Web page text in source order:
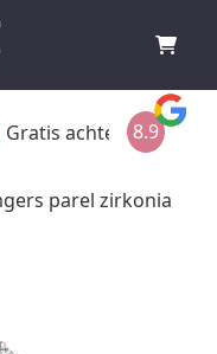
Gratis achteraf betalen
8.9
parel zirkonia